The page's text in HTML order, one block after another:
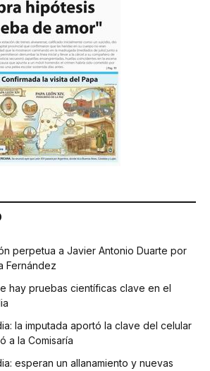
perpetua a Javier Antonio Duarte por
Fernández
hay pruebas científicas clave en el
la imputada aportó la clave del celular
a la Comisaría
esperan un allanamiento y nuevas